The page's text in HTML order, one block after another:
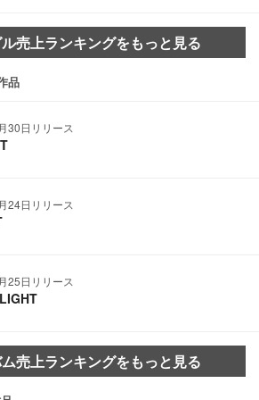
売上ランキングをもっと見る
品
30日リリース
24日リリース
25日リリース
売上ランキングをもっと見る